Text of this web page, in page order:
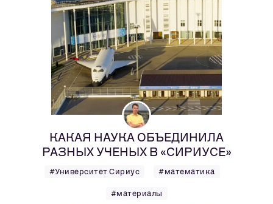
КАКАЯ НАУКА ОБЪЕДИНИЛА
РАЗНЫХ УЧЕНЫХ В «СИРИУСЕ»
#Университет Сириус #математика
#материалы